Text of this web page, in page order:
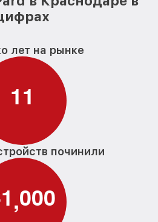
лет на рынке
11
починили
1,000